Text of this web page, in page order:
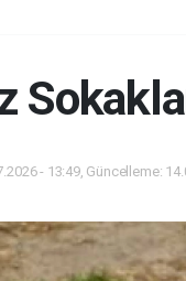
- 13:49, Güncelleme: